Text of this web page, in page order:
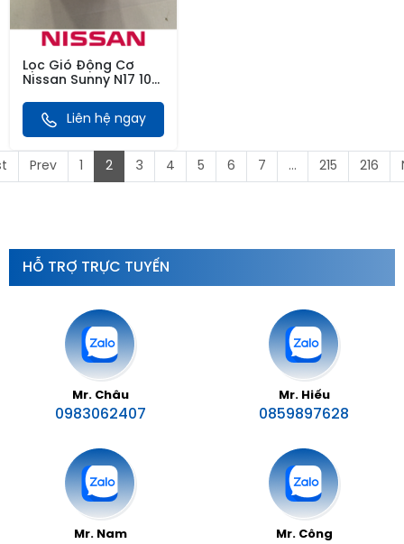
HỖ TRỢ TRỰC TUYẾN
Mr. Châu
0983062407
Mr. Hiếu
0859897628
Mr. Nam Mr. Công
Lọc Gió Động Cơ
Nissan Sunny N17 10-
09-13
Liên hệ ngay
Prev 1 2 3 4 5 6 7 ... 215 216